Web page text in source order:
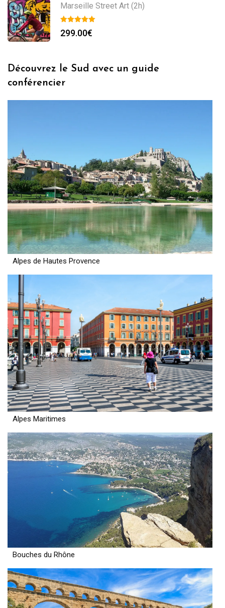
Marseille Street Art (2h)
299.00€
Découvrez le Sud avec un guide
conférencier
Alpes de Hautes Provence
Alpes Maritimes
Bouches du Rhône